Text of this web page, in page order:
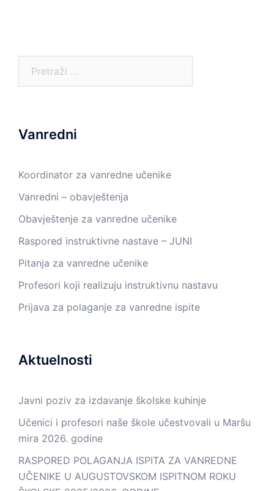
Vanredni
Koordinator za vanredne učenike
Vanredni – obavještenja
Obavještenje za vanredne učenike
Raspored instruktivne nastave – JUNI
Pitanja za vanredne učenike
Profesori koji realizuju instruktivnu nastavu
Prijava za polaganje za vanredne ispite
Aktuelnosti
Javni poziv za izdavanje školske kuhinje
Učenici i profesori naše škole učestvovali u Maršu
mira 2026. godine
RASPORED POLAGANJA ISPITA ZA VANREDNE
UČENIKE U AUGUSTOVSKOM ISPITNOM ROKU